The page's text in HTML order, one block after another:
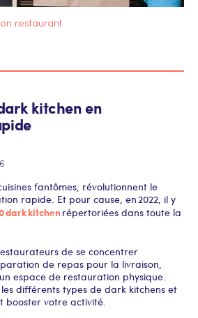
restaurant
kitchen en
fantômes, révolutionnent le
rapide. Et pour cause, en 2022, il y
dark kitchen répertoriées dans toute la
de se concentrer
de repas pour la livraison,
espace de restauration physique.
différents types de dark kitchens et
booster votre activité.